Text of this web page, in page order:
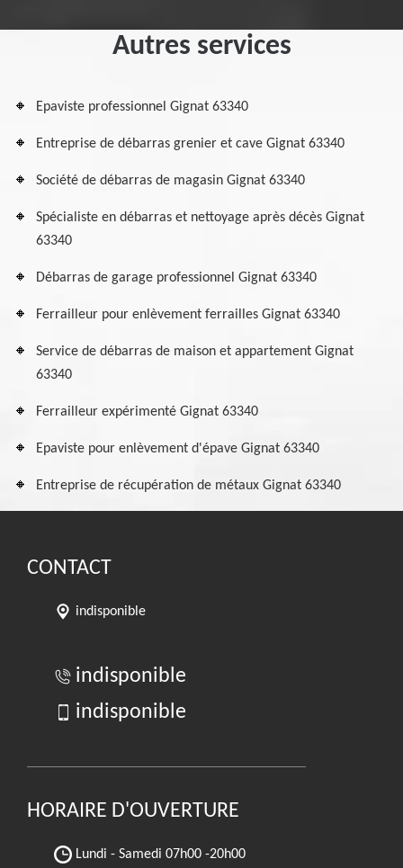
Autres services
Epaviste professionnel Gignat 63340
Entreprise de débarras grenier et cave Gignat 63340
Société de débarras de magasin Gignat 63340
Spécialiste en débarras et nettoyage après décès Gignat
63340
Débarras de garage professionnel Gignat 63340
Ferrailleur pour enlèvement ferrailles Gignat 63340
Service de débarras de maison et appartement Gignat
63340
Ferrailleur expérimenté Gignat 63340
Epaviste pour enlèvement d'épave Gignat 63340
Entreprise de récupération de métaux Gignat 63340
CONTACT
indisponible
indisponible
indisponible
HORAIRE D'OUVERTURE
Lundi - Samedi 07h00 -20h00